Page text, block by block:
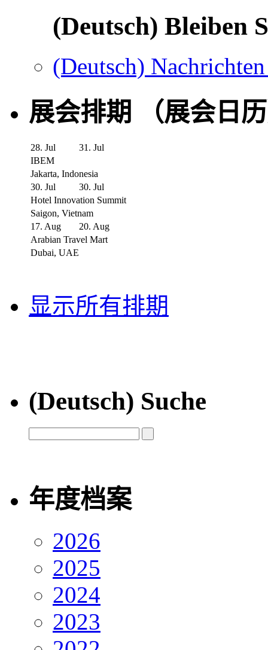
(Deutsch) Bleiben
(Deutsch)
展会排期 （展会日
28. Jul
31. Jul
IBEM
Jakarta, Indonesia
30. Jul
30. Jul
Hotel Innovation Summit
Saigon, Vietnam
17. Aug
20. Aug
Arabian Travel Mart
Dubai, UAE
显示所有排期
(Deutsch) Suche
年度档案
2026
2025
2024
2023